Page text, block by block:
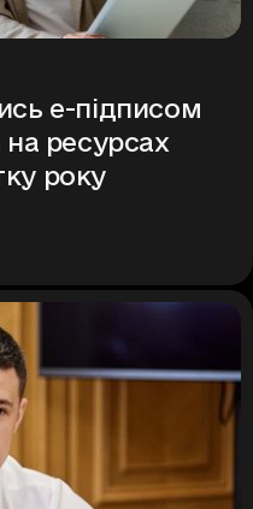
е-підписом
ресурсах
року